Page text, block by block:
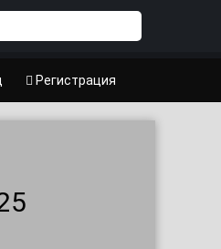
Регистрация